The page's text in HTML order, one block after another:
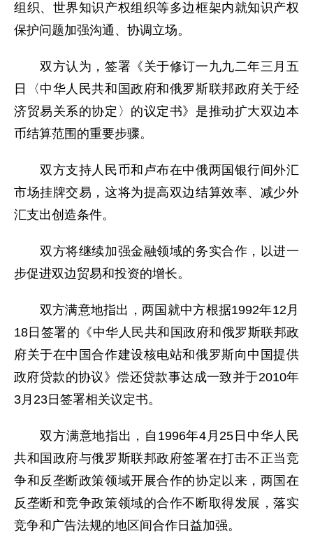
组织、世界知识产权组织等多边框架内就知识产权
保护问题加强沟通、协调立场。
双方认为，签署《关于修订一九九二年三月五
日〈中华人民共和国政府和俄罗斯联邦政府关于经
济贸易关系的协定〉的议定书》是推动扩大双边本
币结算范围的重要步骤。
双方支持人民币和卢布在中俄两国银行间外汇
市场挂牌交易，这将为提高双边结算效率、减少外
汇支出创造条件。
双方将继续加强金融领域的务实合作，以进一
步促进双边贸易和投资的增长。
双方满意地指出，两国就中方根据1992年12月
18日签署的《中华人民共和国政府和俄罗斯联邦政
府关于在中国合作建设核电站和俄罗斯向中国提供
政府贷款的协议》偿还贷款事达成一致并于2010年
3月23日签署相关议定书。
双方满意地指出，自1996年4月25日中华人民
共和国政府与俄罗斯联邦政府签署在打击不正当竞
争和反垄断政策领域开展合作的协定以来，两国在
反垄断和竞争政策领域的合作不断取得发展，落实
竞争和广告法规的地区间合作日益加强。